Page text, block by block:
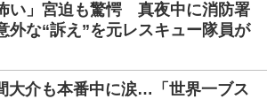
い」宮迫も驚愕 真夜中に消防署
外な“訴え”を元レスキュー隊員が
大介も本番中に涙…「世界一ブス